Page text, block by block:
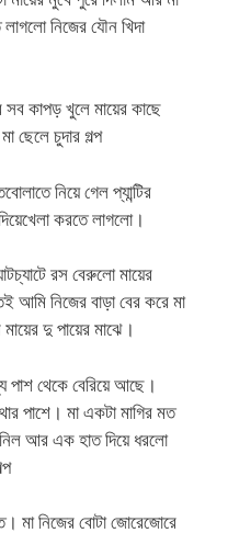
নিজের যৌন খিদা
কাপড় খুলে মায়ের কাছে
ছেলে চুদার গল্প
নিয়ে গেল প্যান্টির
করতে লাগলো।
রস বেরুলো মায়ের
আমি নিজের বাড়া বের করে মা
দু পায়ের মাঝে।
পাশ থেকে বেরিয়ে আছে।
পাশে। মা একটা মাগির মত
নিল আর এক হাত দিয়ে ধরলো
মা নিজের বোটা জোরেজোরে